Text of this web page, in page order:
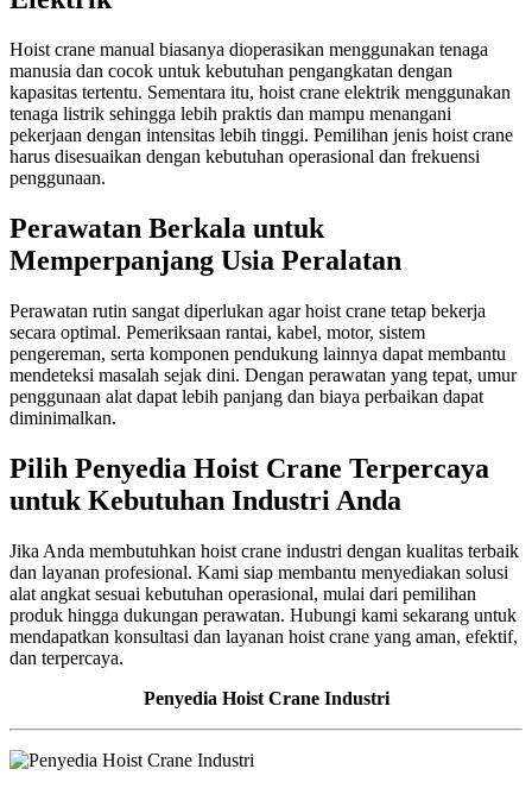
Hoist crane manual biasanya dioperasikan menggunakan tenaga
manusia dan cocok untuk kebutuhan pengangkatan dengan
kapasitas tertentu. Sementara itu, hoist crane elektrik menggunakan
tenaga listrik sehingga lebih praktis dan mampu menangani
pekerjaan dengan intensitas lebih tinggi. Pemilihan jenis hoist crane
harus disesuaikan dengan kebutuhan operasional dan frekuensi
penggunaan.
Perawatan Berkala untuk
Memperpanjang Usia Peralatan
Perawatan rutin sangat diperlukan agar hoist crane tetap bekerja
secara optimal. Pemeriksaan rantai, kabel, motor, sistem
pengereman, serta komponen pendukung lainnya dapat membantu
mendeteksi masalah sejak dini. Dengan perawatan yang tepat, umur
penggunaan alat dapat lebih panjang dan biaya perbaikan dapat
diminimalkan.
Pilih Penyedia Hoist Crane Terpercaya
untuk Kebutuhan Industri Anda
Jika Anda membutuhkan hoist crane industri dengan kualitas terbaik
dan layanan profesional. Kami siap membantu menyediakan solusi
alat angkat sesuai kebutuhan operasional, mulai dari pemilihan
produk hingga dukungan perawatan. Hubungi kami sekarang untuk
mendapatkan konsultasi dan layanan hoist crane yang aman, efektif,
dan terpercaya.
Penyedia Hoist Crane Industri